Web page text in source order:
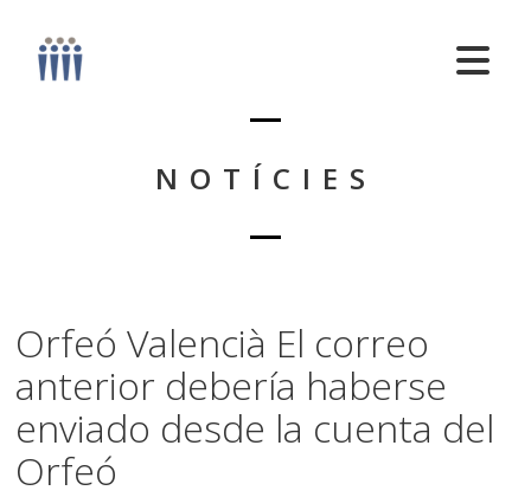
NOTÍCIES
Orfeó Valencià El correo
anterior debería haberse
enviado desde la cuenta del
Orfeó